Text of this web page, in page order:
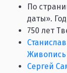
По
даты».
750 лет
Живопись
Сергей